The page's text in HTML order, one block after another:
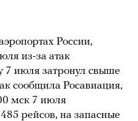
России,
из-за атак
7 июля затронул свыше
сообщила Росавиация,
мск 7 июля
рейсов, на запасные